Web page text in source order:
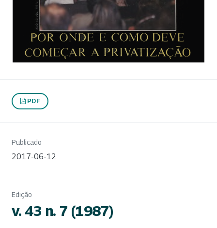
PDF
Publicado
2017-06-12
Edição
v. 43 n. 7 (1987)